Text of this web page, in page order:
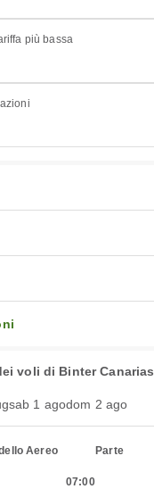
più bassa
voli di Binter Canarias
sab 1 agodom 2 ago
Aereo Parte
07:00